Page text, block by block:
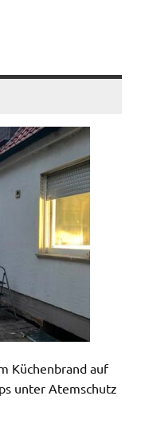
Küchenbrand auf
unter Atemschutz